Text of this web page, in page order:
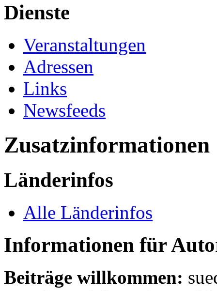
Dienste
Veranstaltungen
Adressen
Links
Newsfeeds
Zusatzinformationen
Länderinfos
Alle Länderinfos
Informationen für
Beiträge willkommen: